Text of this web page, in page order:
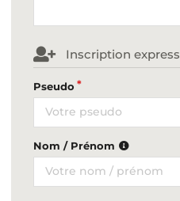
Inscription express
Pseudo
Nom / Prénom